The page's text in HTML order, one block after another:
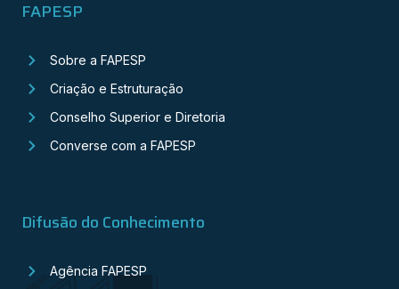
FAPESP
Sobre a FAPESP
Criação e Estruturação
Conselho Superior e Diretoria
Converse com a FAPESP
Difusão do Conhecimento
Agência FAPESP